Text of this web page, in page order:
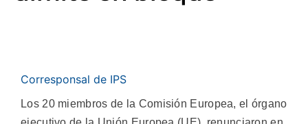
Corresponsal de IPS
Los 20 miembros de la Comisión Europea, el órgano